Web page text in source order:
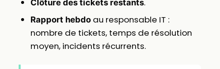
Clôture des tickets restants.
Rapport hebdoau responsable IT :
nombre de tickets, temps de résolution
moyen, incidents récurrents.